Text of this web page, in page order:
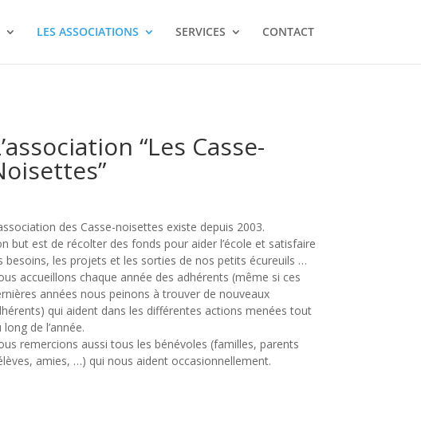
LES ASSOCIATIONS SERVICES CONTACT
“Les Casse-
des Casse-noisettes existe depuis 2003.
but est de récolter des fonds pour aider l’école et satisfaire
besoins, les projets et les sorties de nos petits écureuils …
accueillons chaque année des adhérents (même si ces
années nous peinons à trouver de nouveaux
qui aident dans les différentes actions menées tout
long de l’année.
remercions aussi tous les bénévoles (familles, parents
amies, …) qui nous aident occasionnellement.